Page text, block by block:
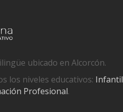
ubicado en Alcorcón.
los niveles educativos: Infantil
Profesional.